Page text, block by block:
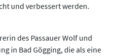
und verbessert werden.
des Passauer Wolf und
in Bad Gögging, die als eine